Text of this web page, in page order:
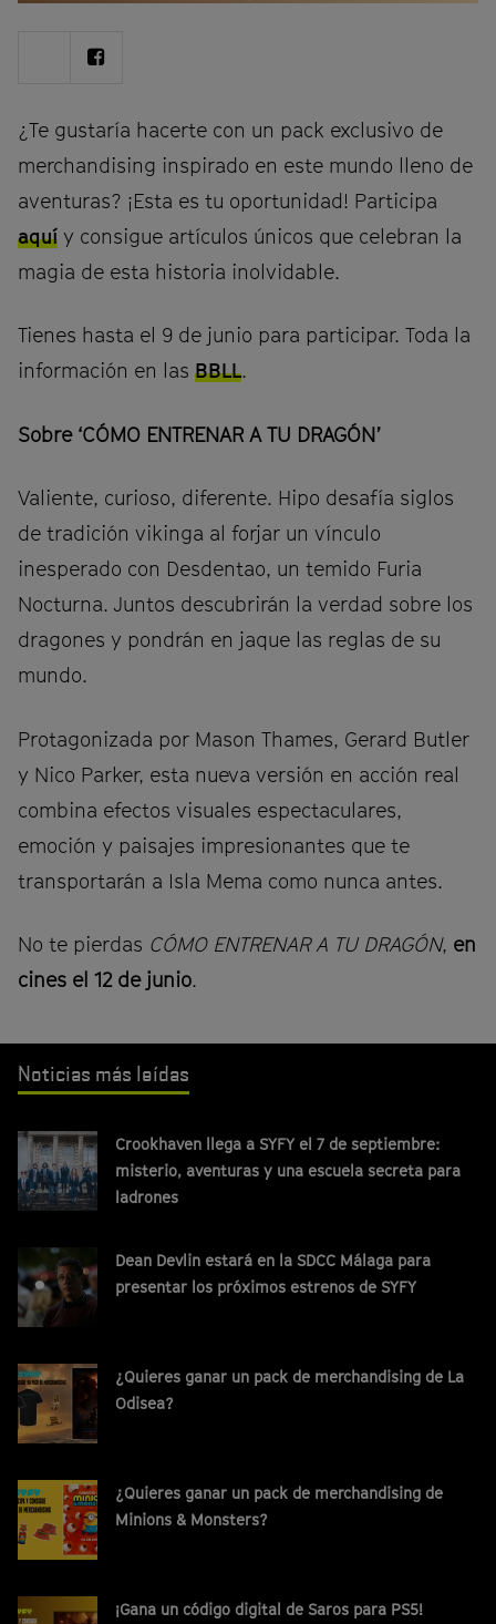
ShareShare
¿Te gustaría hacerte con un pack exclusivo de
merchandising inspirado en este mundo lleno de
aventuras? ¡Esta es tu oportunidad! Participa
aquí y consigue artículos únicos que celebran la
magia de esta historia inolvidable.
Tienes hasta el 9 de junio para participar. Toda la
información en las BBLL.
Sobre ‘CÓMO ENTRENAR A TU DRAGÓN’
Valiente, curioso, diferente. Hipo desafía siglos
de tradición vikinga al forjar un vínculo
inesperado con Desdentao, un temido Furia
Nocturna. Juntos descubrirán la verdad sobre los
dragones y pondrán en jaque las reglas de su
mundo.
Protagonizada por Mason Thames, Gerard Butler
y Nico Parker, esta nueva versión en acción real
combina efectos visuales espectaculares,
emoción y paisajes impresionantes que te
transportarán a Isla Mema como nunca antes.
No te pierdas CÓMO ENTRENAR A TU DRAGÓN, en
cines el 12 de junio.
Noticias más leídas
Crookhaven llega a SYFY el 7 de septiembre:
misterio, aventuras y una escuela secreta para
ladrones
Dean Devlin estará en la SDCC Málaga para
presentar los próximos estrenos de SYFY
¿Quieres ganar un pack de merchandising de La
Odisea?
¿Quieres ganar un pack de merchandising de
Minions & Monsters?
¡Gana un código digital de Saros para PS5!